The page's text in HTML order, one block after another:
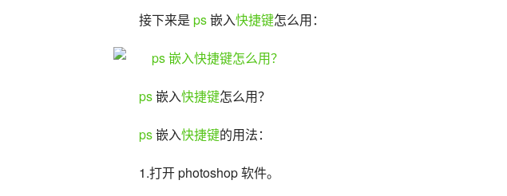
接下来是 ps 嵌入快捷键怎么用：
ps 嵌入快捷键怎么用？
ps 嵌入快捷键的用法：
1.打开 photoshop 软件。